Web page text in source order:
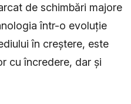
de schimbări majore
într-o evoluție
în creștere, este
cu încredere, dar și